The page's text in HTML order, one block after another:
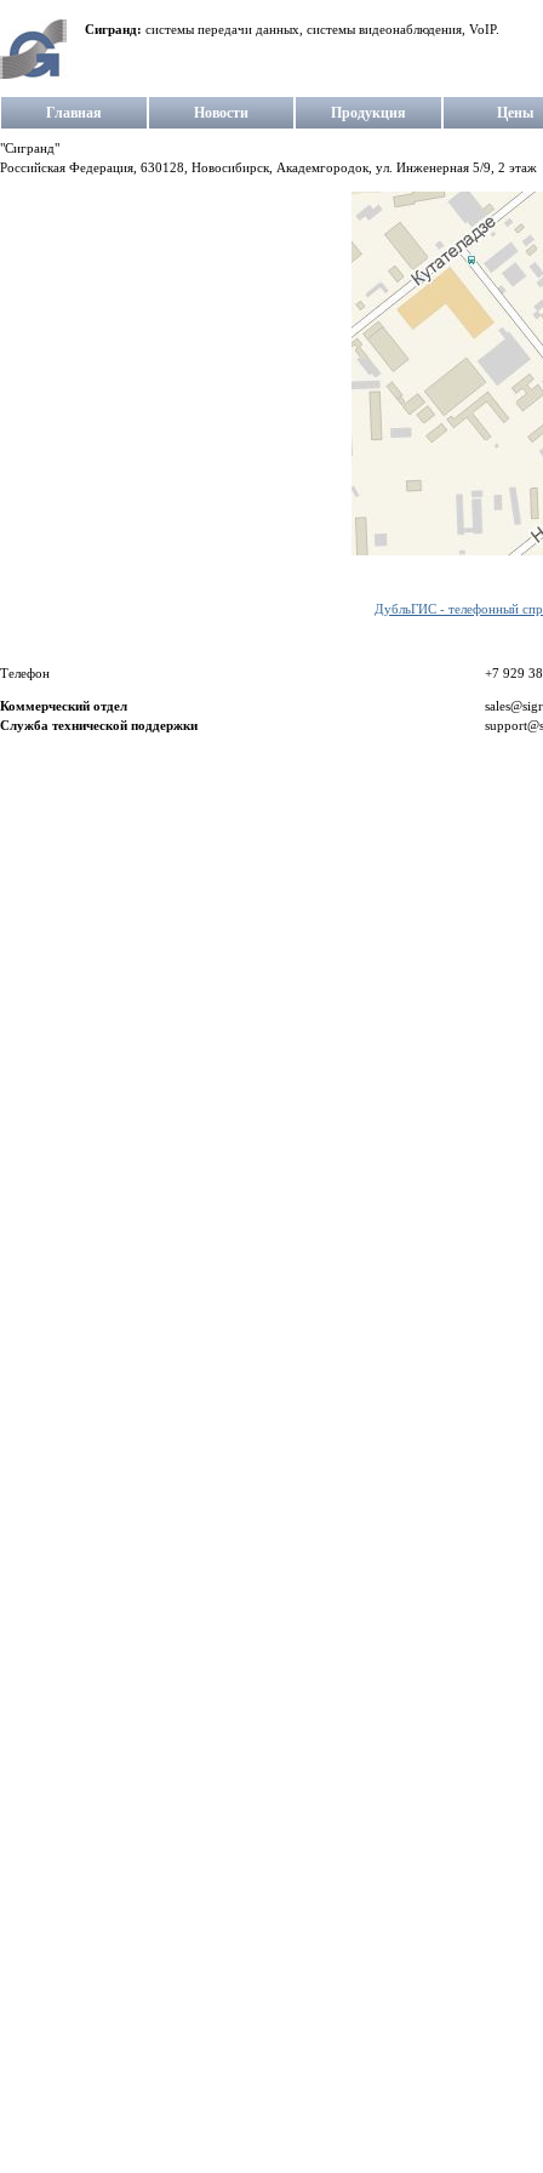
Сигранд: системы передачи данных, системы видеонаблюдения, VoIP.
Главная Новости Продукция Цены
"Сигранд"
Российская Федерация, 630128, Новосибирск, Академгородок, ул. Инженерная 5/9, 2 этаж
ДубльГИС - телефонный
Телефон +7 929
Коммерческий отдел
Служба технической поддержки